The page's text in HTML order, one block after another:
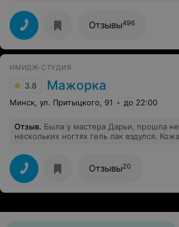
самое главное очень красивые ресницы
Отзывы496
ИМИДЖ-СТУДИЯ
3.8 Мажорка
Минск, ул. Притыцкого, 91 до 22:00
Отзыв. Была у мастера Дарьи, прошла
нескольких ногтях гель лак вздулся.
аккуратная .
Отзывы20